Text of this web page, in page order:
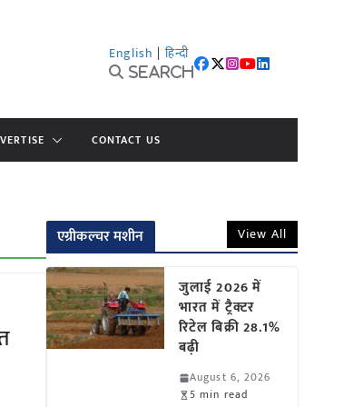
English | हिन्दी
Search
CONTACT US
एग्रीकल्चर मशीन View All
जुलाई 2026 में
भारत में ट्रैक्टर
रिटेल बिक्री 28.1%
बढ़ी
August 6, 2026
5 min read